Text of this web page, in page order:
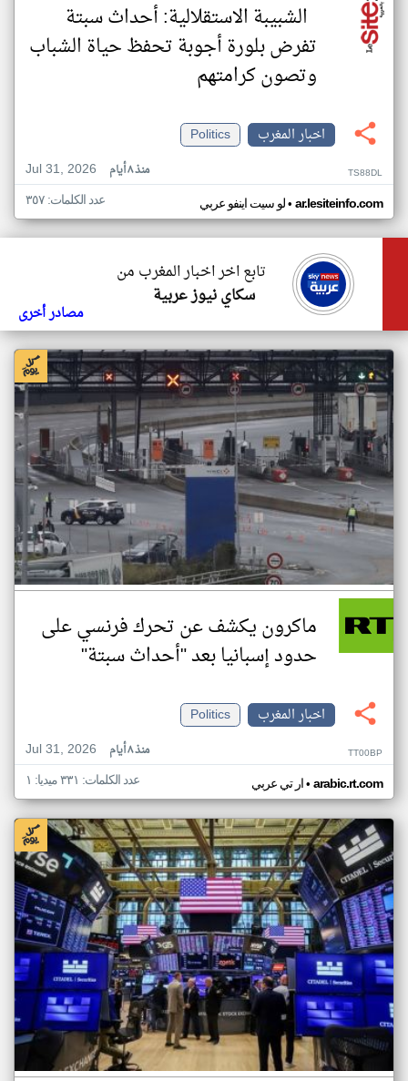
الشبيبة الاستقلالية: أحداث سبتة
تفرض بلورة أجوبة تحفظ حياة الشباب
وتصون كرامتهم
اخبار المغرب
Politics
Jul 31, 2026
منذ ٨ أيام TS88DL
لو سيت اينفو عربي• ar.lesiteinfo.com عدد الكلمات: ٣٥٧
تابع اخر اخبار المغرب من
سكاي نيوز عربية
مصادر أخرى
ماكرون يكشف عن تحرك فرنسي على
حدود إسبانيا بعد "أحداث سبتة"
اخبار المغرب
Politics
Jul 31, 2026
منذ ٨ أيام TT00BP
ار تي عربي• arabic.rt.com عدد الكلمات: ٣٣١ ميديا: ١